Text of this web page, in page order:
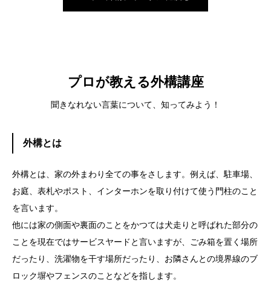
プロが教える外構講座
聞きなれない言葉について、知ってみよう！
外構とは
外構とは、家の外まわり全ての事をさします。例えば、駐車場、
お庭、表札やポスト、インターホンを取り付けて使う門柱のこと
を言います。
他には家の側面や裏面のことをかつては犬走りと呼ばれた部分の
ことを現在ではサービスヤードと言いますが、ごみ箱を置く場所
だったり、洗濯物を干す場所だったり、お隣さんとの境界線のブ
ロック塀やフェンスのことなどを指します。